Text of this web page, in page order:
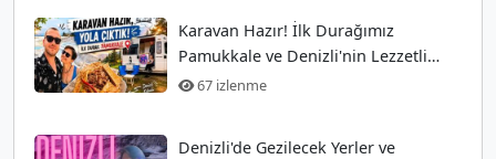
Karavan Hazır! İlk Durağımız
Pamukkale ve Denizli'nin Lezzetli
Kebapları 😍🚐
67 izlenme
Denizli'de Gezilecek Yerler ve